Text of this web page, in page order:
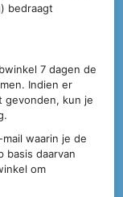
bedraagt
7 dagen de
Indien er
gevonden, kun je
waarin je de
basis daarvan
om